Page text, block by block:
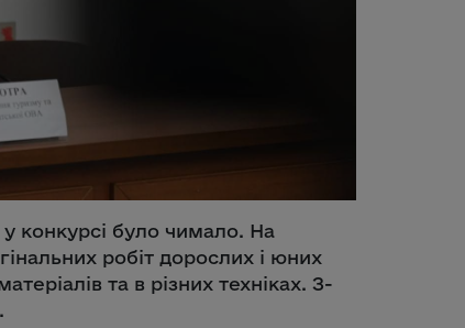
у конкурсі було чимало. На
робіт дорослих і юних
та в різних техніках. З-